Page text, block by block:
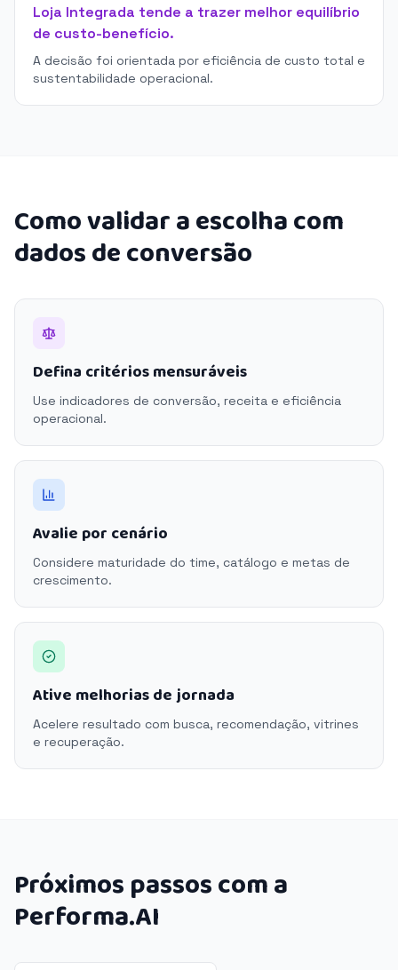
Loja Integrada tende a trazer melhor equilíbrio
de custo-benefício.
A decisão foi orientada por eficiência de custo total e
sustentabilidade operacional.
Como validar a escolha com
dados de conversão
Defina critérios mensuráveis
Use indicadores de conversão, receita e eficiência
operacional.
Avalie por cenário
Considere maturidade do time, catálogo e metas de
crescimento.
Ative melhorias de jornada
Acelere resultado com busca, recomendação, vitrines
e recuperação.
Próximos passos com a
Performa.AI